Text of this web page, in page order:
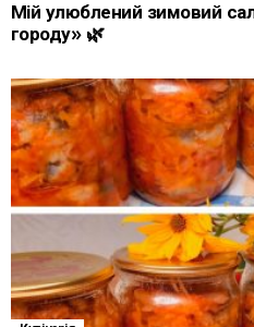
Мій улюблений зимовий
городу» 🌿